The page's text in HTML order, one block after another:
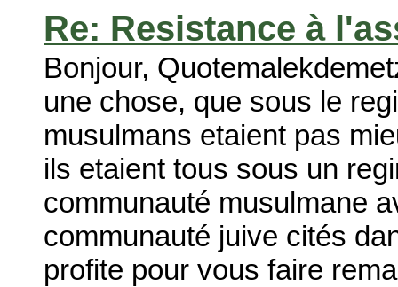
Re: Resistance à
Bonjour,
une chose, que sous le
musulmans etaient pas
ils etaient tous sous un
communauté musulmane
communauté juive cités
profite pour vous faire